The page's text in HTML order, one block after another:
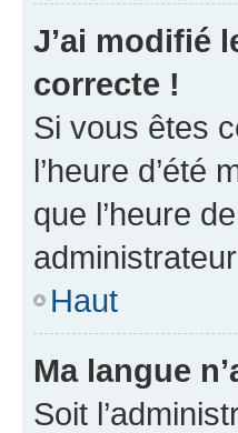
J’ai modifié
correcte !
Si vous êtes
l’heure d’été
que l’heure
Haut
Ma langue
Soit